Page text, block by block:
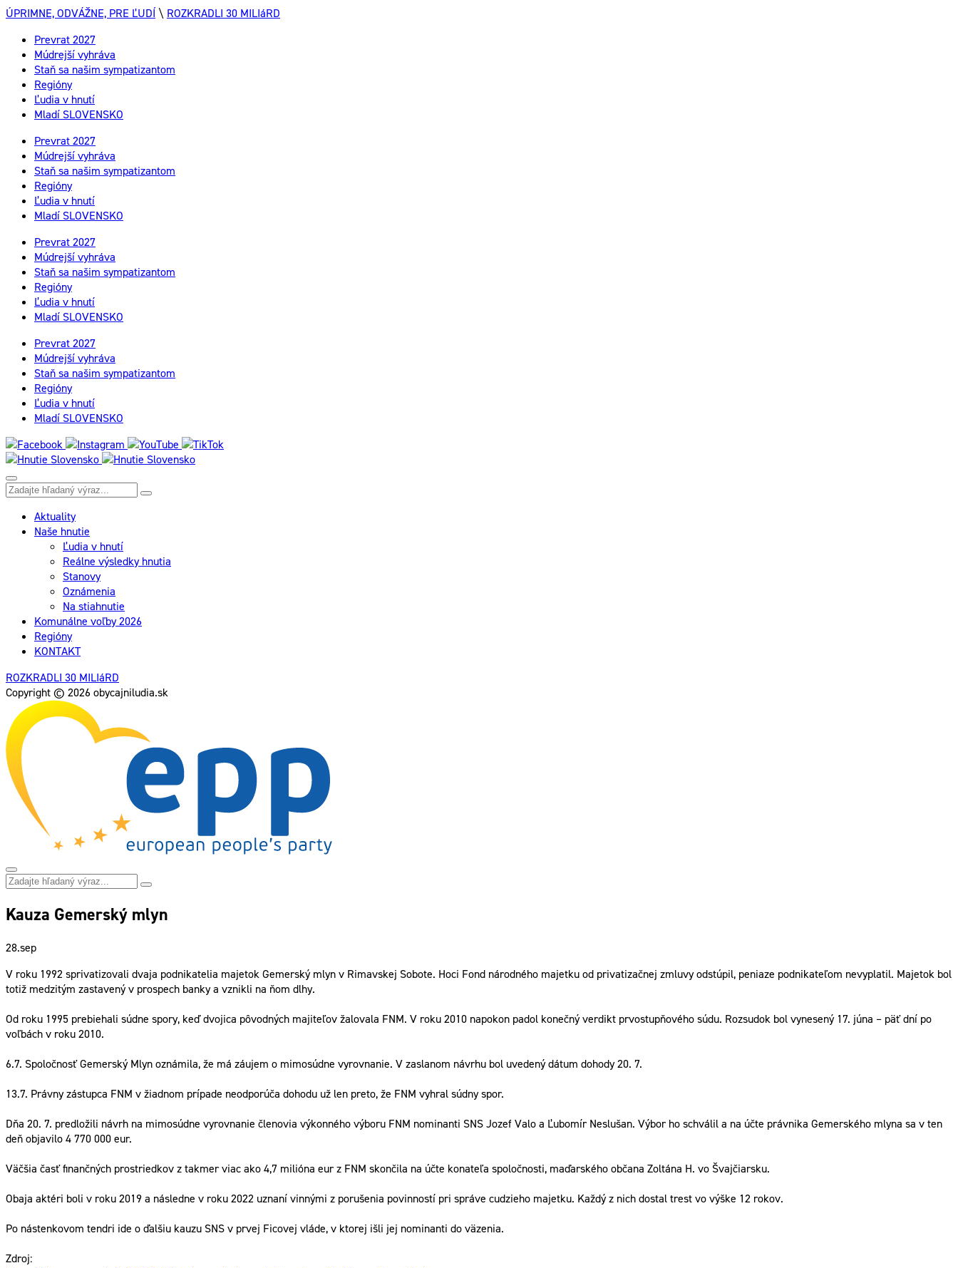
ÚPRIMNE, ODVÁŽNE, PRE ĽUDÍ \ ROZKRADLI 30 MILIáRD
Prevrat 2027
Múdrejší vyhráva
Staň sa našim sympatizantom
Regióny
Ľudia v hnutí
Mladí SLOVENSKO
Prevrat 2027
Múdrejší vyhráva
Staň sa našim sympatizantom
Regióny
Ľudia v hnutí
Mladí SLOVENSKO
Prevrat 2027
Múdrejší vyhráva
Staň sa našim sympatizantom
Regióny
Ľudia v hnutí
Mladí SLOVENSKO
Prevrat 2027
Múdrejší vyhráva
Staň sa našim sympatizantom
Regióny
Ľudia v hnutí
Mladí SLOVENSKO
Aktuality
Naše hnutie
Ľudia v hnutí
Reálne výsledky hnutia
Stanovy
Oznámenia
Na stiahnutie
Komunálne voľby 2026
Regióny
KONTAKT
ROZKRADLI 30 MILIáRD
Copyright © 2026 obycajniludia.sk
Kauza Gemerský mlyn
28.sep
V roku 1992 sprivatizovali dvaja podnikatelia majetok Gemerský mlyn v Rimavskej Sobote. Hoci Fond národného majetku od privatizačnej zmluvy odstúpil, peniaze podnikateľom nevyplatil. Majetok bol
totiž medzitým zastavený v prospech banky a vznikli na ňom dlhy.
Od roku 1995 prebiehali súdne spory, keď dvojica pôvodných majiteľov žalovala FNM. V roku 2010 napokon padol konečný verdikt prvostupňového súdu. Rozsudok bol vynesený 17. júna – päť dní po
voľbách v roku 2010.
6.7. Spoločnosť Gemerský Mlyn oznámila, že má záujem o mimosúdne vyrovnanie. V zaslanom návrhu bol uvedený dátum dohody 20. 7.
13.7. Právny zástupca FNM v žiadnom prípade neodporúča dohodu už len preto, že FNM vyhral súdny spor.
Dňa 20. 7. predložili návrh na mimosúdne vyrovnanie členovia výkonného výboru FNM nominanti SNS Jozef Valo a Ľubomír Neslušan. Výbor ho schválil a na účte právnika Gemerského mlyna sa v ten
deň objavilo 4 770 000 eur.
Väčšia časť finančných prostriedkov z takmer viac ako 4,7 milióna eur z FNM skončila na účte konateľa spoločnosti, maďarského občana Zoltána H. vo Švajčiarsku.
Obaja aktéri boli v roku 2019 a následne v roku 2022 uznaní vinnými z porušenia povinností pri správe cudzieho majetku. Každý z nich dostal trest vo výške 12 rokov.
Po nástenkovom tendri ide o ďalšiu kauzu SNS v prvej Ficovej vláde, v ktorej išli jej nominanti do väzenia.
Zdroj: